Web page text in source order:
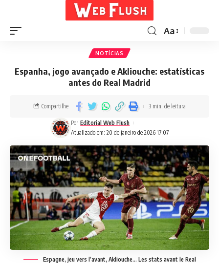
Aa
NOTÍCIAS
Espanha, jogo avançado e Akliouche: estatísticas
antes do Real Madrid
Atualizado em: 20 de janeiro de 2026 17:07
Por Editorial Web Flush
Compartilhe 3 min. de leitura
Espagne, jeu vers l’avant, Akliouche… Les stats avant le Real